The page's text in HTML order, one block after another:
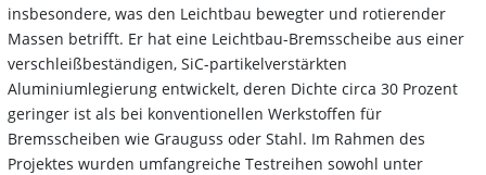
insbesondere, was den Leichtbau bewegter und rotierender
Massen betrifft. Er hat eine Leichtbau-Bremsscheibe aus einer
verschleißbeständigen, SiC-partikelverstärkten
Aluminiumlegierung entwickelt, deren Dichte circa 30 Prozent
geringer ist als bei konventionellen Werkstoffen für
Bremsscheiben wie Grauguss oder Stahl. Im Rahmen des
Projektes wurden umfangreiche Testreihen sowohl unter